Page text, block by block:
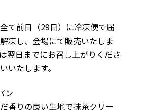
て前日（29日）に冷凍便で届
凍し、会場にて販売いたしま
翌日までにお召し上がりくださ
いたします。
ン
香りの良い生地で抹茶クリー